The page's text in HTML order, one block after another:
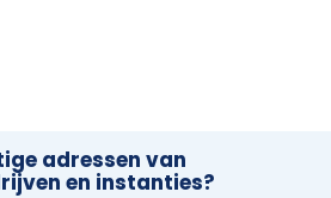
adressen van
en instanties?